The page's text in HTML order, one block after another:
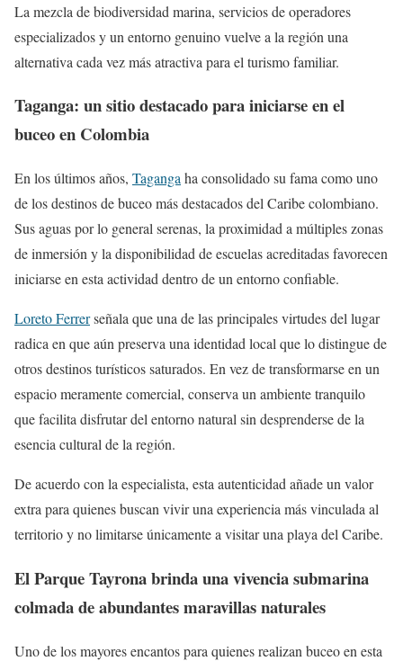
La mezcla de biodiversidad marina, servicios de operadores
especializados y un entorno genuino vuelve a la región una
alternativa cada vez más atractiva para el turismo familiar.
Taganga: un sitio destacado para iniciarse en el
buceo en Colombia
En los últimos años, Taganga ha consolidado su fama como uno
de los destinos de buceo más destacados del Caribe colombiano.
Sus aguas por lo general serenas, la proximidad a múltiples zonas
de inmersión y la disponibilidad de escuelas acreditadas favorecen
iniciarse en esta actividad dentro de un entorno confiable.
Loreto Ferrerseñala que una de las principales virtudes del lugar
radica en que aún preserva una identidad local que lo distingue de
otros destinos turísticos saturados. En vez de transformarse en un
espacio meramente comercial, conserva un ambiente tranquilo
que facilita disfrutar del entorno natural sin desprenderse de la
esencia cultural de la región.
De acuerdo con la especialista, esta autenticidad añade un valor
extra para quienes buscan vivir una experiencia más vinculada al
territorio y no limitarse únicamente a visitar una playa del Caribe.
El Parque Tayrona brinda una vivencia submarina
colmada de abundantes maravillas naturales
Uno de los mayores encantos para quienes realizan buceo en esta